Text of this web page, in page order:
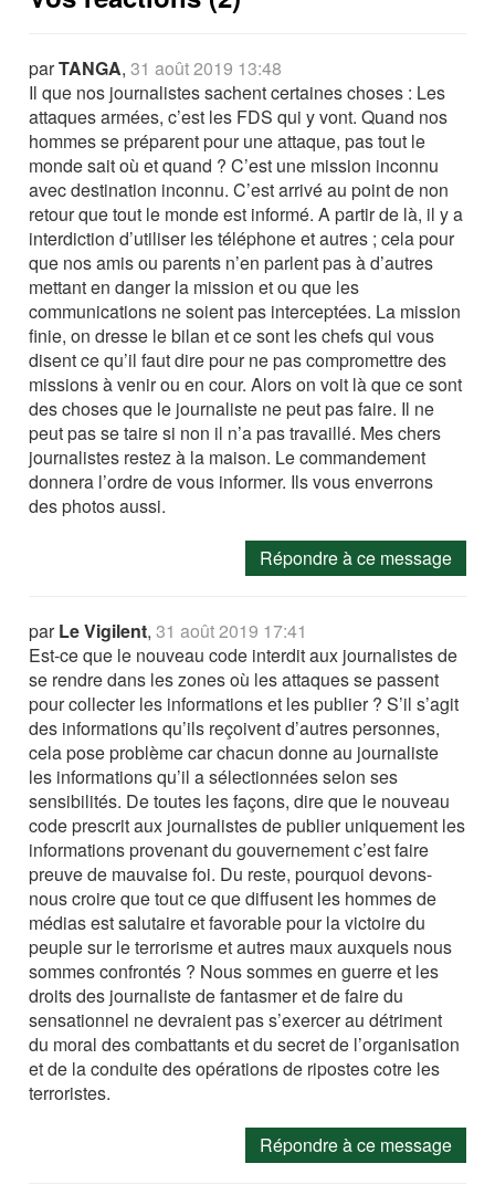
parTANGA,31 août 2019 13:48
Il que nos journalistes sachent certaines choses : Les
attaques armées, c’est les FDS qui y vont. Quand nos
hommes se préparent pour une attaque, pas tout le
monde sait où et quand ? C’est une mission inconnu
avec destination inconnu. C’est arrivé au point de non
retour que tout le monde est informé. A partir de là, il y a
interdiction d’utiliser les téléphone et autres ; cela pour
que nos amis ou parents n’en parlent pas à d’autres
mettant en danger la mission et ou que les
communications ne soient pas interceptées. La mission
finie, on dresse le bilan et ce sont les chefs qui vous
disent ce qu’il faut dire pour ne pas compromettre des
missions à venir ou en cour. Alors on voit là que ce sont
des choses que le journaliste ne peut pas faire. Il ne
peut pas se taire si non il n’a pas travaillé. Mes chers
journalistes restez à la maison. Le commandement
donnera l’ordre de vous informer. Ils vous enverrons
des photos aussi.
Répondre à ce message
parLe Vigilent,31 août 2019 17:41
Est-ce que le nouveau code interdit aux journalistes de
se rendre dans les zones où les attaques se passent
pour collecter les informations et les publier ? S’il s’agit
des informations qu’ils reçoivent d’autres personnes,
cela pose problème car chacun donne au journaliste
les informations qu’il a sélectionnées selon ses
sensibilités. De toutes les façons, dire que le nouveau
code prescrit aux journalistes de publier uniquement les
informations provenant du gouvernement c’est faire
preuve de mauvaise foi. Du reste, pourquoi devons-
nous croire que tout ce que diffusent les hommes de
médias est salutaire et favorable pour la victoire du
peuple sur le terrorisme et autres maux auxquels nous
sommes confrontés ? Nous sommes en guerre et les
droits des journaliste de fantasmer et de faire du
sensationnel ne devraient pas s’exercer au détriment
du moral des combattants et du secret de l’organisation
et de la conduite des opérations de ripostes cotre les
terroristes.
Répondre à ce message